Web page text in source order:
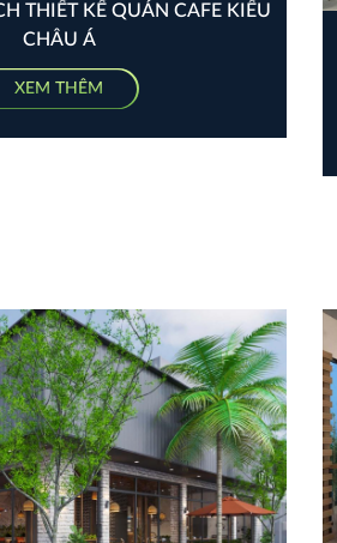
THIẾT KẾ QUÁN CAFE KIỂU
CHÂU Á
XEM THÊM